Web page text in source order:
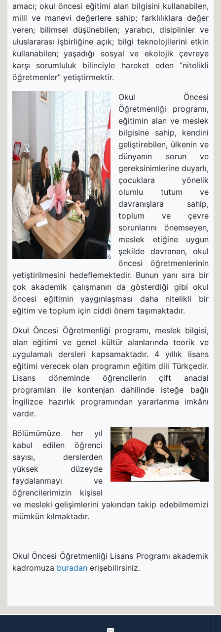
amacı; okul öncesi eğitimi alan bilgisini kullanabilen,
milli ve manevi değerlere sahip; farklılıklara değer
veren; bilimsel düşünebilen; yaratıcı, disiplinler ve
uluslararası işbirliğine açık; bilgi teknolojilerini etkin
kullanabilen; yaşadığı sosyal ve ekolojik çevreye
karşı sorumluluk bilinciyle hareket eden “nitelikli
öğretmenler” yetiştirmektir.
Okul Öncesi
Öğretmenliği programı,
eğitimin alan ve meslek
bilgisine sahip, kendini
geliştirebilen, ülkenin ve
dünyanın sorun ve
gereksinimlerine duyarlı,
çocuklara yönelik
olumlu tutum ve
davranışlara sahip,
toplum ve çevre
sorunlarını önemseyen,
meslek etiğine uygun
şekilde davranan, okul
öncesi öğretmenlerinin
yetiştirilmesini hedeflemektedir. Bunun yanı sıra bir
çok akademik çalışmanın da gösterdiği gibi okul
öncesi eğitimin yaygınlaşması daha nitelikli bir
eğitim ve toplum için ciddi önem taşımaktadır.
Okul Öncesi Öğretmenliği programı, meslek bilgisi,
alan eğitimi ve genel kültür alanlarında teorik ve
uygulamalı dersleri kapsamaktadır. 4 yıllık lisans
eğitimi verecek olan programın eğitim dili Türkçedir.
Lisans döneminde öğrencilerin çift anadal
programları ile kontenjan dahilinde isteğe bağlı
İngilizce hazırlık programından yararlanma imkânı
vardır.
Bölümümüze her yıl
kabul edilen öğrenci
sayısı, derslerden
yüksek düzeyde
faydalanmayı ve
öğrencilerimizin kişisel
ve mesleki gelişimlerini yakından takip edebilmemizi
mümkün kılmaktadır.
Okul Öncesi Öğretmenliği Lisans Programı akademik
kadromuza buradan erişebilirsiniz.